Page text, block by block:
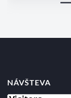
NÁVŠTEVA